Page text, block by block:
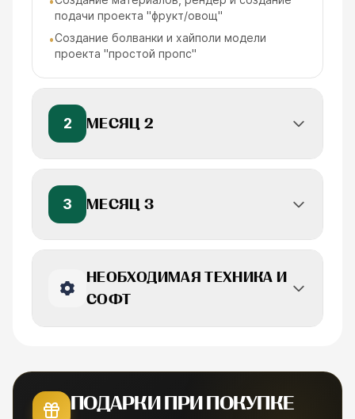
подачи проекта "фрукт/овощ"
•Создание болванки и хайполи модели
проекта "простой пропс"
2 МЕСЯЦ 2
3 МЕСЯЦ 3
НЕОБХОДИМАЯ ТЕХНИКА И
СОФТ
ПОДАРКИ ПРИ ПОКУПКЕ